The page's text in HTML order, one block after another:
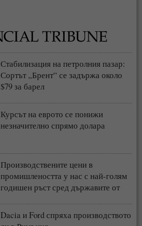
Стабилизация на петролния пазар:
Сортът „Брент“ се задържа около
$79 за барел
Курсът на еврото се понижи
незначително спрямо долара
Производствените цени в
промишлеността у нас с най-голям
годишен ръст сред държавите от
Dacia и Ford спряха производството